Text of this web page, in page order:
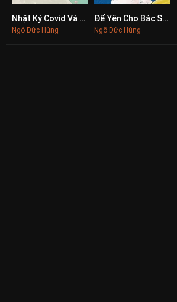
0
Nhật Ký Covid Và Những Chuyện Chưa Kể
Ngô Đức Hùng
0
Để Yên Cho Bác Sĩ "Hiền"
Ngô Đức Hùng